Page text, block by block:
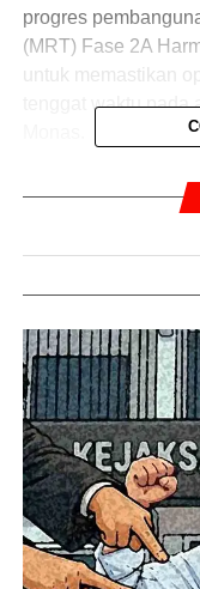
progres
(MRT) Fase 2A
untuk memastikan
tenggat waktu pada
“Ini adalah proyek
dan daerah.
sudah beroperasi,”
keterangan di
Besar, Jakarta,
Kemudian, target
pada akhir 2029,
Bulus hingga Kota.
“Lalu di akhir 2029
ini progres yang